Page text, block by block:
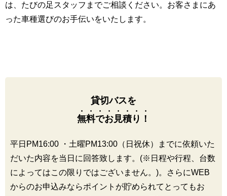
は、たびの足スタッフまでご相談ください。お客さまにあ
った車種選びのお手伝いをいたします。
貸切バスを
無料でお見積り！
平日PM16:00 ・土曜PM13:00（日祝休）までに依頼いた
だいた内容を当日に回答致します。(※日程や行程、台数
によってはこの限りではございません。)。さらにWEB
からのお申込みならポイントが貯められてとってもお